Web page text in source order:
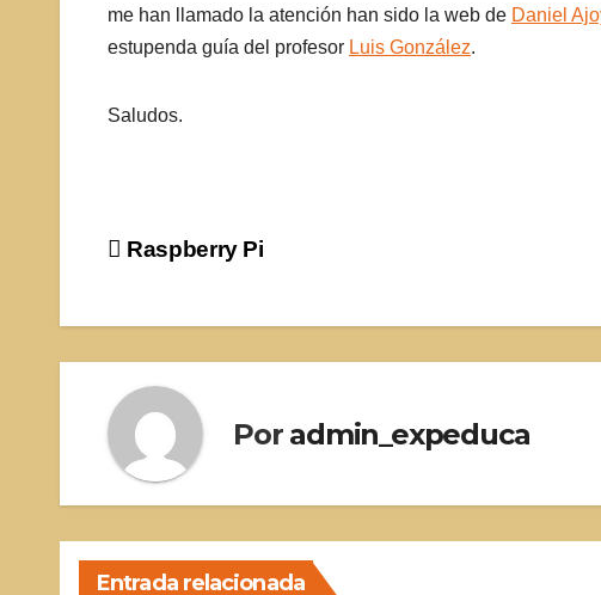
me han llamado la atención han sido la web de Daniel
estupenda guía del profesor Luis González.
Saludos.
Navegación
entradas
Raspberry Pi
Por admin_expeduca
Entrada relacionada